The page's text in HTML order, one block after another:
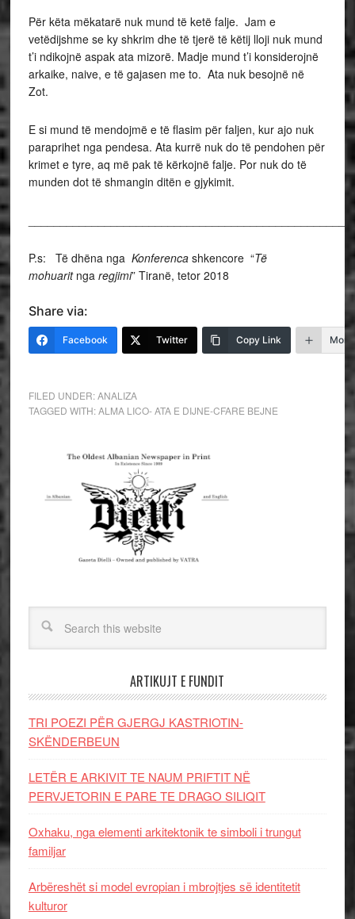
Për këta mëkatarë nuk mund të ketë falje. Jam e
vetëdijshme se ky shkrim dhe të tjerë të këtij lloji nuk mund
t’i ndikojnë aspak ata mizorë. Madje mund t’i konsiderojnë
arkaike, naive, e të gajasen me to. Ata nuk besojnë në
Zot.
E si mund të mendojmë e të flasim për faljen, kur ajo nuk
paraprihet nga pendesa. Ata kurrë nuk do të pendohen për
krimet e tyre, aq më pak të kërkojnë falje. Por nuk do të
munden dot të shmangin ditën e gjykimit.
P.s: Të dhëna nga Konferencashkencore “Të
mohuaritnga regjimi” Tiranë, tetor 2018
Share via:
Facebook Twitter Copy Link More
FILED UNDER:ANALIZA
TAGGED WITH:ALMA LICO- ATA E DIJNE-CFARE BEJNE
ARTIKUJT E FUNDIT
TRI POEZI PËR GJERGJ KASTRIOTIN-
SKËNDERBEUN
LETËR E ARKIVIT TE NAUM PRIFTIT NË
PERVJETORIN E PARE TE DRAGO SILIQIT
Oxhaku, nga elementi arkitektonik te simboli i trungut
familjar
Arbëreshët si model evropian i mbrojtjes së identitetit
kulturor